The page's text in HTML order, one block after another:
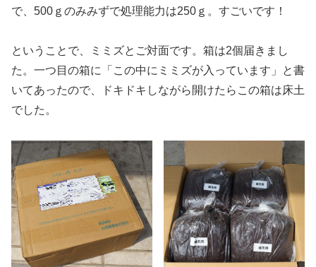
で、500ｇのみみずで処理能力は250ｇ。すごいです！
ということで、ミミズとご対面です。箱は2個届きまし
た。一つ目の箱に「この中にミミズが入っています」と書
いてあったので、ドキドキしながら開けたらこの箱は床土
でした。